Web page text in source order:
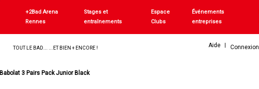
+2Bad Arena
Rennes
Stages et
entraînements
Espace
Clubs
Événements
entreprises
TOUT LE BAD... ...ET BIEN + ENCORE ! Aide Connexion
Babolat 3 Pairs Pack Junior Black